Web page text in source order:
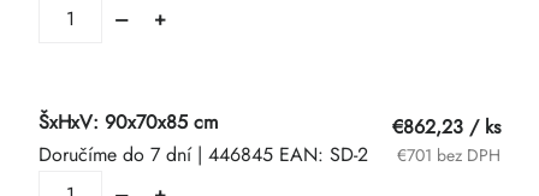
ŠxHxV: 90x70x85 cm
Doručíme do 7 dní | 446845 EAN: SD-2
€862,23 / ks
€701 bez DPH